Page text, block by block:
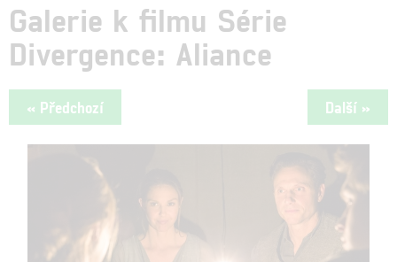
Galerie k filmu Série
Divergence: Aliance
« Předchozí Další »